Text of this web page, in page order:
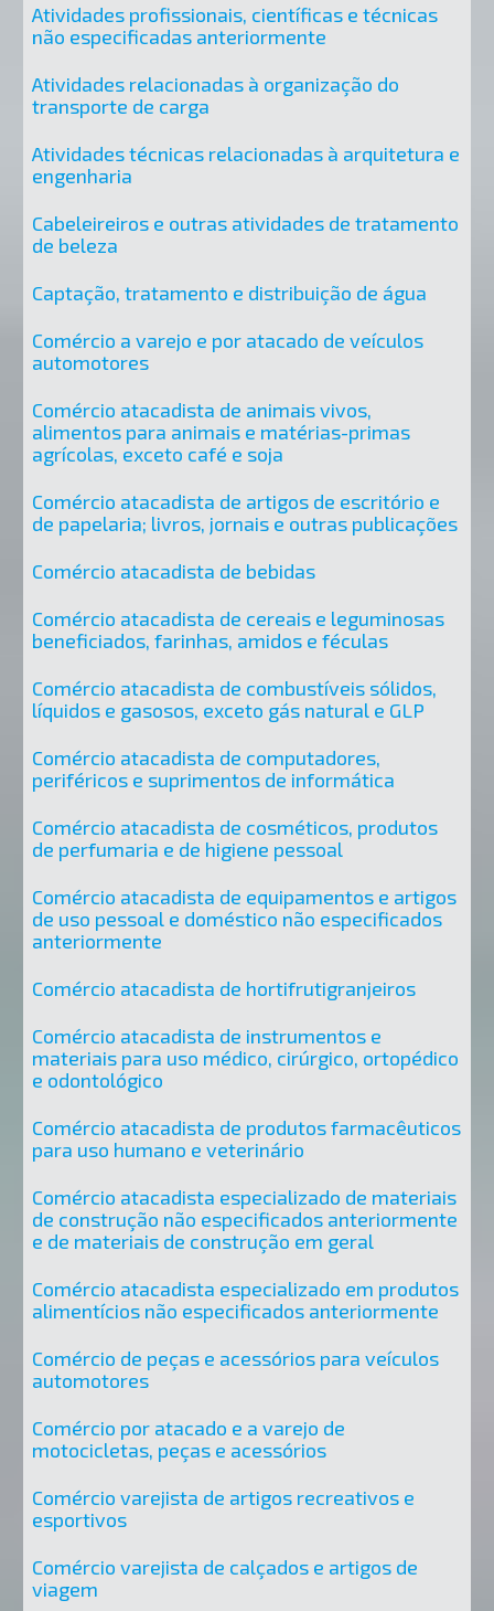
Atividades profissionais, científicas e técnicas
não especificadas anteriormente
Atividades relacionadas à organização do
transporte de carga
Atividades técnicas relacionadas à arquitetura e
engenharia
Cabeleireiros e outras atividades de tratamento
de beleza
Captação, tratamento e distribuição de água
Comércio a varejo e por atacado de veículos
automotores
Comércio atacadista de animais vivos,
alimentos para animais e matérias-primas
agrícolas, exceto café e soja
Comércio atacadista de artigos de escritório e
de papelaria; livros, jornais e outras publicações
Comércio atacadista de bebidas
Comércio atacadista de cereais e leguminosas
beneficiados, farinhas, amidos e féculas
Comércio atacadista de combustíveis sólidos,
líquidos e gasosos, exceto gás natural e GLP
Comércio atacadista de computadores,
periféricos e suprimentos de informática
Comércio atacadista de cosméticos, produtos
de perfumaria e de higiene pessoal
Comércio atacadista de equipamentos e artigos
de uso pessoal e doméstico não especificados
anteriormente
Comércio atacadista de hortifrutigranjeiros
Comércio atacadista de instrumentos e
materiais para uso médico, cirúrgico, ortopédico
e odontológico
Comércio atacadista de produtos farmacêuticos
para uso humano e veterinário
Comércio atacadista especializado de materiais
de construção não especificados anteriormente
e de materiais de construção em geral
Comércio atacadista especializado em produtos
alimentícios não especificados anteriormente
Comércio de peças e acessórios para veículos
automotores
Comércio por atacado e a varejo de
motocicletas, peças e acessórios
Comércio varejista de artigos recreativos e
esportivos
Comércio varejista de calçados e artigos de
viagem